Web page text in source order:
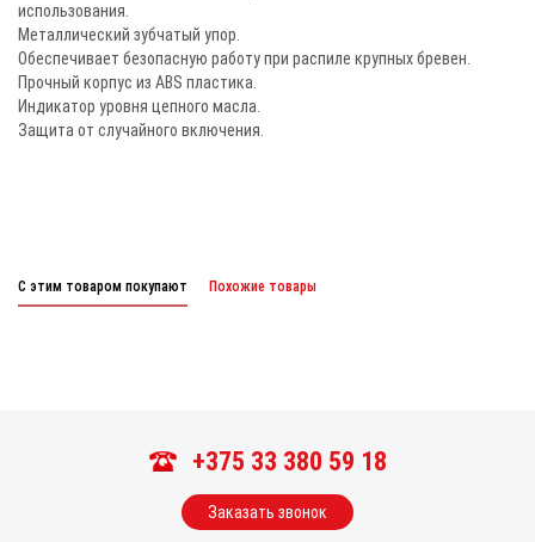
использования.
Металлический зубчатый упор.
Обеспечивает безопасную работу при распиле крупных бревен.
Прочный корпус из ABS пластика.
Индикатор уровня цепного масла.
Защита от случайного включения.
С этим товаром покупают Похожие товары
+375 33 380 59 18
Заказать звонок